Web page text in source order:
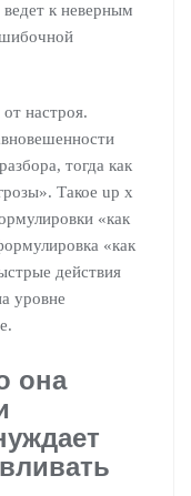
к неверным
настроя.
тогда как
Такое up x
«как
«как
действия
уровне
она